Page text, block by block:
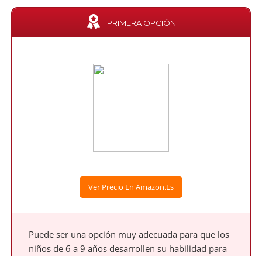
PRIMERA OPCIÓN
Ver Precio En Amazon.es
Puede ser una opción muy adecuada para que los
niños de 6 a 9 años desarrollen su habilidad para